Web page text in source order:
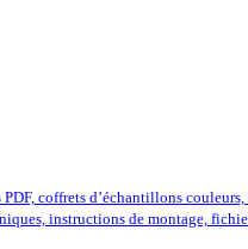
PDF, coffrets d’échantillons
instructions de montage,